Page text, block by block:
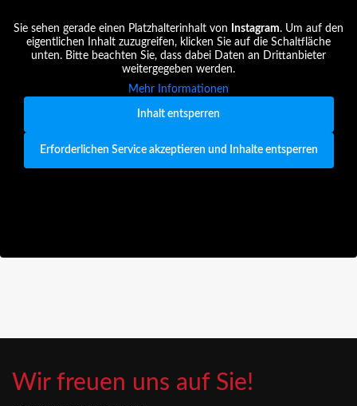
Sie sehen gerade einen Platzhalterinhalt von Instagram. Um auf den
eigentlichen Inhalt zuzugreifen, klicken Sie auf die Schaltfläche
unten. Bitte beachten Sie, dass dabei Daten an Drittanbieter
weitergegeben werden.
Mehr Informationen
Inhalt entsperren
Erforderlichen Service akzeptieren und Inhalte entsperren
Wir freuen uns auf Sie!